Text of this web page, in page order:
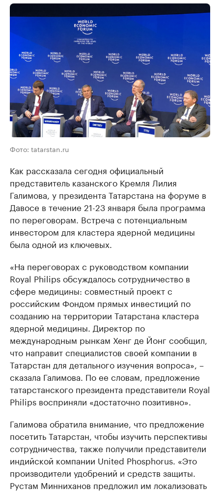
Фото: tatarstan.ru
Как рассказала сегодня официальный
представитель казанского Кремля Лилия
Галимова, у президента Татарстана на форуме в
Давосе в течение 21-23 января была программа
по переговорам. Встреча с потенциальным
инвестором для кластера ядерной медицины
была одной из ключевых.
«На переговорах с руководством компании
Royal Philips обсуждалось сотрудничество в
сфере медицины: совместный проект с
российским Фондом прямых инвестиций по
созданию на территории Татарстана кластера
ядерной медицины. Директор по
международным рынкам Хенг де Йонг сообщил,
что направит специалистов своей компании в
Татарстан для детального изучения вопроса», –
сказала Галимова. По ее словам, предложение
татарстанского президента представители Royal
Philips восприняли «достаточно позитивно».
Галимова обратила внимание, что предложение
посетить Татарстан, чтобы изучить перспективы
сотрудничества, также получили представители
индийской компании United Phosphorus. «Это
производители удобрений и средств защиты.
Рустам Минниханов предложил им локализовать